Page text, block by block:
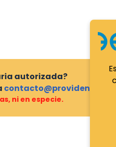
autorizada?
ni en especie.